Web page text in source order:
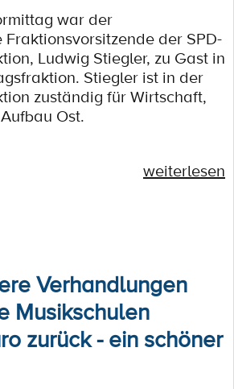
war der
der SPD-
Ludwig Stiegler, zu Gast in
Stiegler ist in der
zuständig für Wirtschaft,
Ost.
weiterlesen
Verhandlungen
Musikschulen
zurück - ein schöner